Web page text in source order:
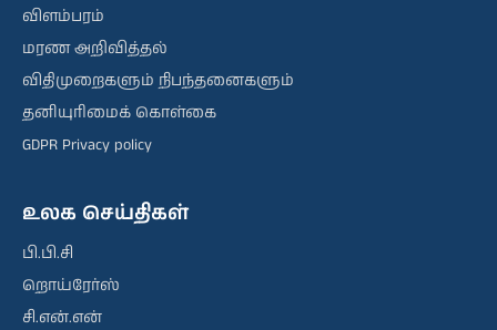
விளம்பரம்
மரண அறிவித்தல்
விதிமுறைகளும் நிபந்தனைகளும்
தனியுரிமைக் கொள்கை
GDPR Privacy policy
உலக செய்திகள்
பி.பி.சி
றொய்ரேர்ஸ்
சி.என்.என்